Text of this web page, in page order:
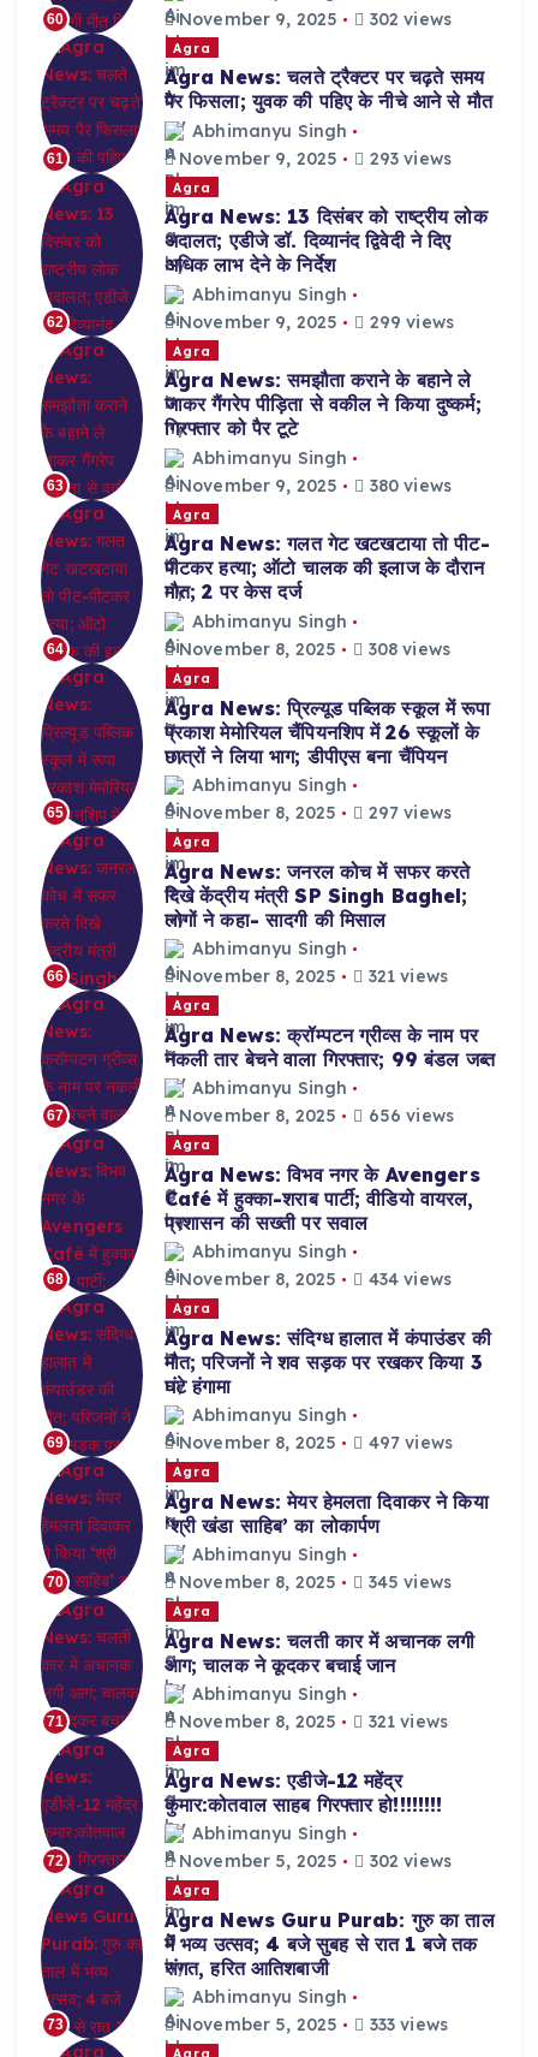
60
November 9, 2025
302 views
61
Agra
Agra News: चलते ट्रैक्टर पर चढ़ते समय
पैर फिसला; युवक की पहिए के नीचे आने से मौत
Abhimanyu Singh
November 9, 2025
293 views
62
Agra
Agra News: 13 दिसंबर को राष्ट्रीय लोक
अदालत; एडीजे डॉ. दिव्यानंद द्विवेदी ने दिए
अधिक लाभ देने के निर्देश
Abhimanyu Singh
November 9, 2025
299 views
63
Agra
Agra News: समझौता कराने के बहाने ले
जाकर गैंगरेप पीड़िता से वकील ने किया दुष्कर्म;
गिरफ्तार को पैर टूटे
Abhimanyu Singh
November 9, 2025
380 views
64
Agra
Agra News: गलत गेट खटखटाया तो पीट-
पीटकर हत्या; ऑटो चालक की इलाज के दौरान
मौत; 2 पर केस दर्ज
Abhimanyu Singh
November 8, 2025
308 views
65
Agra
Agra News: प्रिल्यूड पब्लिक स्कूल में रूपा
प्रकाश मेमोरियल चैंपियनशिप में 26 स्कूलों के
छात्रों ने लिया भाग; डीपीएस बना चैंपियन
Abhimanyu Singh
November 8, 2025
297 views
66
Agra
Agra News: जनरल कोच में सफर करते
दिखे केंद्रीय मंत्री SP Singh Baghel;
लोगों ने कहा- सादगी की मिसाल
Abhimanyu Singh
November 8, 2025
321 views
67
Agra
Agra News: क्रॉम्पटन ग्रीव्स के नाम पर
नकली तार बेचने वाला गिरफ्तार; 99 बंडल जब्त
Abhimanyu Singh
November 8, 2025
656 views
68
Agra
Agra News: विभव नगर के Avengers
Café में हुक्का-शराब पार्टी; वीडियो वायरल,
प्रशासन की सख्ती पर सवाल
Abhimanyu Singh
November 8, 2025
434 views
69
Agra
Agra News: संदिग्ध हालात में कंपाउंडर की
मौत; परिजनों ने शव सड़क पर रखकर किया 3
घंटे हंगामा
Abhimanyu Singh
November 8, 2025
497 views
70
Agra
Agra News: मेयर हेमलता दिवाकर ने किया
‘श्री खंडा साहिब’ का लोकार्पण
Abhimanyu Singh
November 8, 2025
345 views
71
Agra
Agra News: चलती कार में अचानक लगी
आग; चालक ने कूदकर बचाई जान
Abhimanyu Singh
November 8, 2025
321 views
72
Agra
Agra News: एडीजे-12 महेंद्र
कुमार:कोतवाल साहब गिरफ्तार हो!!!!!!!!
Abhimanyu Singh
November 5, 2025
302 views
73
Agra
Agra News Guru Purab: गुरु का ताल
में भव्य उत्सव; 4 बजे सुबह से रात 1 बजे तक
संगत, हरित आतिशबाजी
Abhimanyu Singh
November 5, 2025
333 views